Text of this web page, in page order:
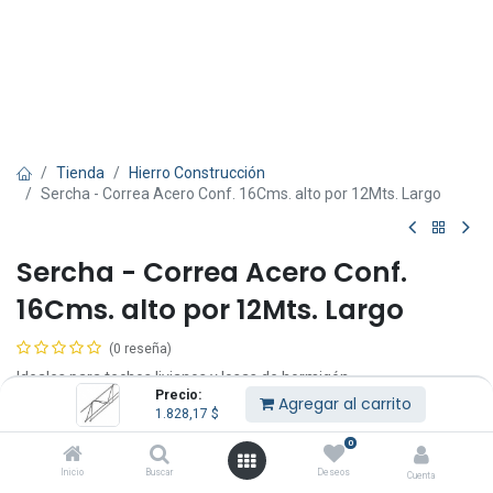
Precio:
1.828,17 $ Agregar al carrito
Inicio Buscar
0
Deseos Cuenta
Tienda
Hierro Construcción
Sercha - Correa Acero Conf. 16Cms. alto por 12Mts. Largo
Sercha - Correa Acero Conf.
16Cms. alto por 12Mts. Largo
(0 reseña)
Ideales para techos livianos y losas de hormigón.
Precio por sercha de 12mts. a retirar de nuestro local.
Son producidas con alambre para concreto y utilizadas en losas
premoldeadas, losas planas, losas autoportantes, tableros de
puentes y viaductos, espalderas de cortinas y como espaciadores